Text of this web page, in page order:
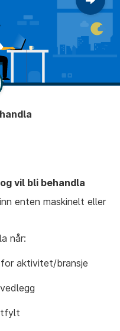
Gå
fram
til
neste
vil bli behandla
enten maskinelt eller
når:
aktivitet/bransje